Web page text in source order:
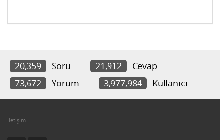
20,359 Soru 21,912
Cevap
73,672
Yorum 3,977,984 Kullanıcı
İletişim